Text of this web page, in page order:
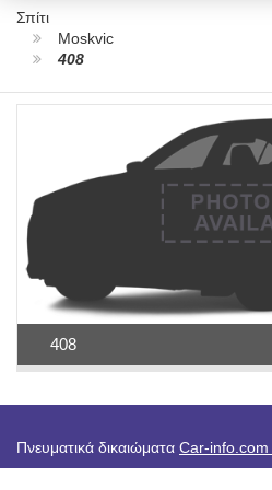
Σπίτι
Moskvic
408
408
Πνευματικά δικαιώματα Car-info.com